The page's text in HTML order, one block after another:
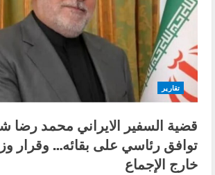
تقارير
قضية السفير الايراني محمد رضا
توافق رئاسي على بقائه… وقرار
خارج الإجماع